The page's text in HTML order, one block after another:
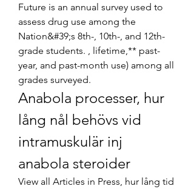
Future is an annual survey used to
assess drug use among the
Nation&#39;s 8th-, 10th-, and 12th-
grade students. , lifetime,** past-
year, and past-month use) among all
grades surveyed.
Anabola processer, hur
lång nål behövs vid
intramuskulär inj
anabola steroider
View all Articles in Press, hur lång tid